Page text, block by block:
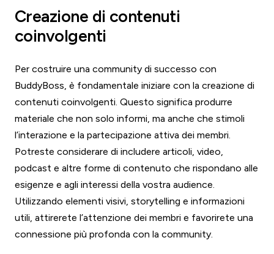
Creazione di contenuti
coinvolgenti
Per costruire una community di successo con
BuddyBoss, è fondamentale iniziare con la creazione di
contenuti coinvolgenti. Questo significa produrre
materiale che non solo informi, ma anche che stimoli
l’interazione e la partecipazione attiva dei membri.
Potreste considerare di includere articoli, video,
podcast e altre forme di contenuto che rispondano alle
esigenze e agli interessi della vostra audience.
Utilizzando elementi visivi, storytelling e informazioni
utili, attirerete l’attenzione dei membri e favorirete una
connessione più profonda con la community.